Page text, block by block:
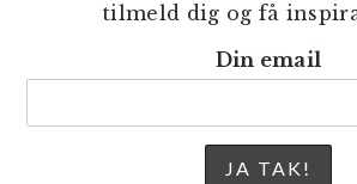
tilmeld dig og få
Din email